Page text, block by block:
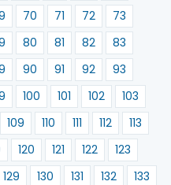
70 71 72
73
80 81 82
83
90 91 92
93
100 101 102
103
109 110 111 112
113
120 121 122
123
129 130 131 132
133